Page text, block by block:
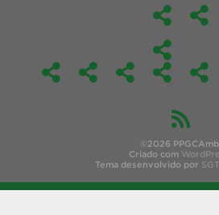
©2026
Criado com
Tema desenvolvido por